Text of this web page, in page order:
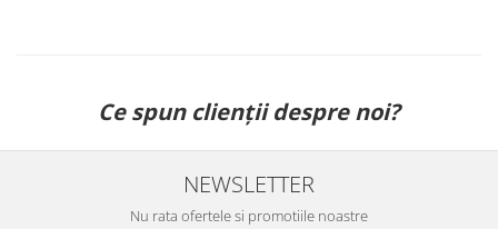
Ce spun clienții despre noi?
NEWSLETTER
Nu rata ofertele si promotiile noastre